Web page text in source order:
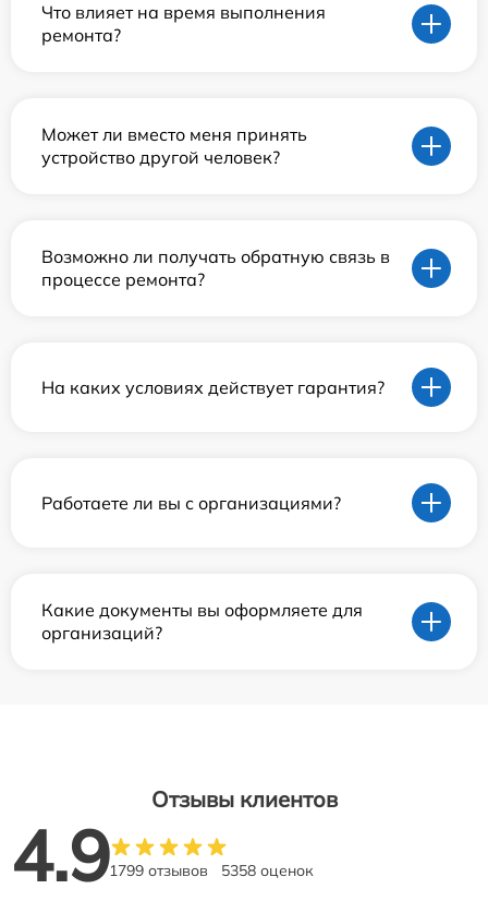
Что влияет на время выполнения
ремонта?
Может ли вместо меня принять
устройство другой человек?
Возможно ли получать обратную связь в
процессе ремонта?
На каких условиях действует гарантия?
Работаете ли вы с организациями?
Какие документы вы оформляете для
организаций?
Отзывы клиентов
4.91799 отзывов 5358 оценок